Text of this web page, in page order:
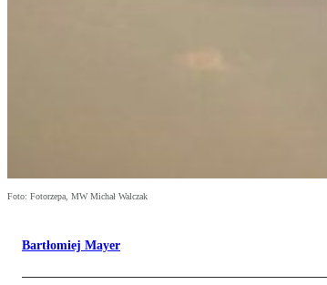
Foto: Fotorzepa, MW Michał Walczak
Bartłomiej Mayer